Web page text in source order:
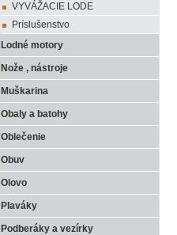
VYVÁŽACIE LODE
Príslušenstvo
Lodné motory
Nože , nástroje
Muškarina
Obaly a batohy
Oblečenie
Obuv
Olovo
Plaváky
Podberáky a vezírky